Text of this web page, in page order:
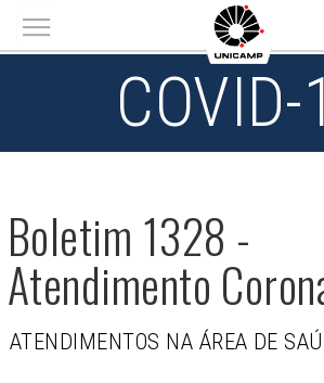
Main menu
COVID-
Boletim 1328 -
Atendimento
ATENDIMENTOS NA ÁREA DE